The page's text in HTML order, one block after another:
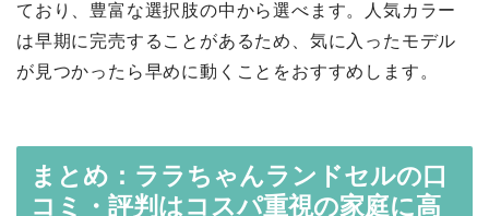
ており、豊富な選択肢の中から選べます。人気カラー
は早期に完売することがあるため、気に入ったモデル
が見つかったら早めに動くことをおすすめします。
まとめ：ララちゃんランドセルの口
コミ・評判はコスパ重視の家庭に高